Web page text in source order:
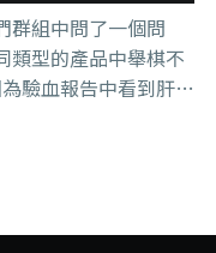
群組中問了一個問
的東西，他拿照片
一個代號罷了）的客
不是真的比那個西藥